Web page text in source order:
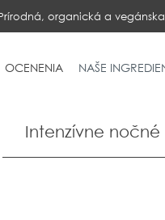
organická a vegánska
OCENENIA NAŠE
Intenzívne nočné